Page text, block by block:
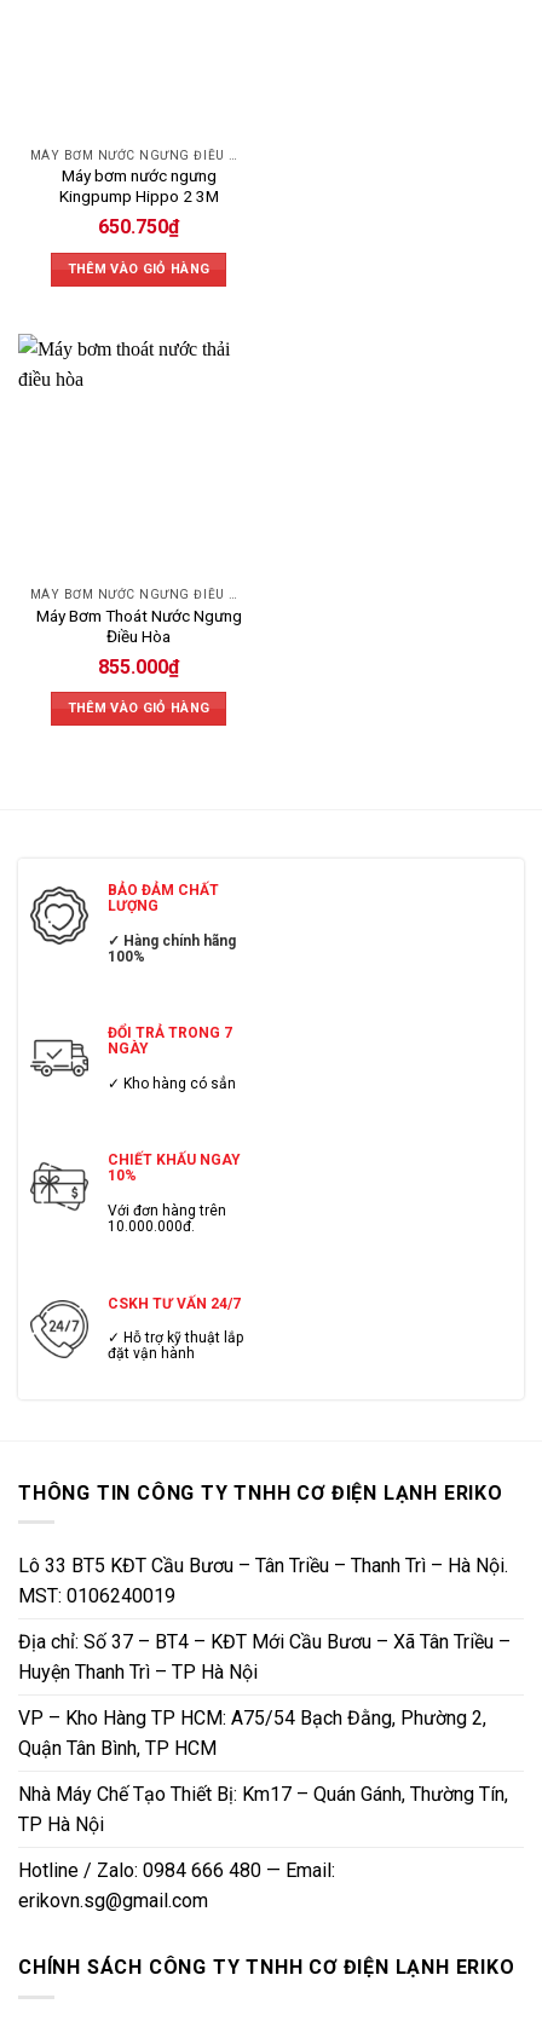
Máy bơm nước ngưng
Kingpump Hippo 2 3M
650.750₫
THÊM VÀO GIỎ HÀNG
Máy Bơm Thoát Nước Ngưng
Điều Hòa
855.000₫
THÊM VÀO GIỎ HÀNG
BẢO ĐẢM CHẤT
LƯỢNG
✓ Hàng chính hãng
100%
ĐỔI TRẢ TRONG 7
NGÀY
✓ Kho hàng có sẳn
CHIẾT KHẤU NGAY
10%
Với đơn hàng trên
10.000.000đ.
CSKH TƯ VẤN 24/7
✓ Hỗ trợ kỹ thuật lắp
đặt vận hành
THÔNG TIN CÔNG TY TNHH CƠ ĐIỆN LẠNH ERIKO
Lô 33 BT5 KĐT Cầu Bươu – Tân Triều – Thanh Trì – Hà Nội.
MST: 0106240019
Địa chỉ: Số 37 – BT4 – KĐT Mới Cầu Bươu – Xã Tân Triều –
Huyện Thanh Trì – TP Hà Nội
VP – Kho Hàng TP HCM: A75/54 Bạch Đằng, Phường 2,
Quận Tân Bình, TP HCM
Nhà Máy Chế Tạo Thiết Bị: Km17 – Quán Gánh, Thường Tín,
TP Hà Nội
Hotline / Zalo: 0984 666 480 — Email:
erikovn.sg@gmail.com
CHÍNH SÁCH CÔNG TY TNHH CƠ ĐIỆN LẠNH ERIKO